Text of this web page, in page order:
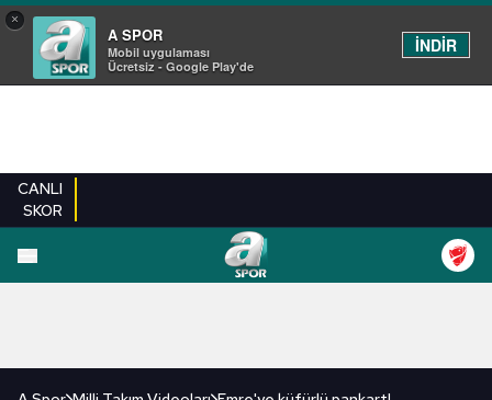
×
A SPOR
Mobil uygulaması
Ücretsiz - Google Play'de
İNDİR
CANLI
SKOR
FUTBOL